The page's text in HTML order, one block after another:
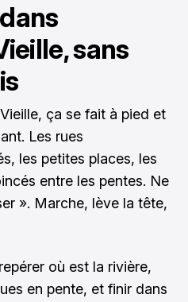
sans
ça se fait à pied et
Les rues
les petites places, les
entre les pentes. Ne
». Marche, lève la tête,
où est la rivière,
en pente, et finir dans